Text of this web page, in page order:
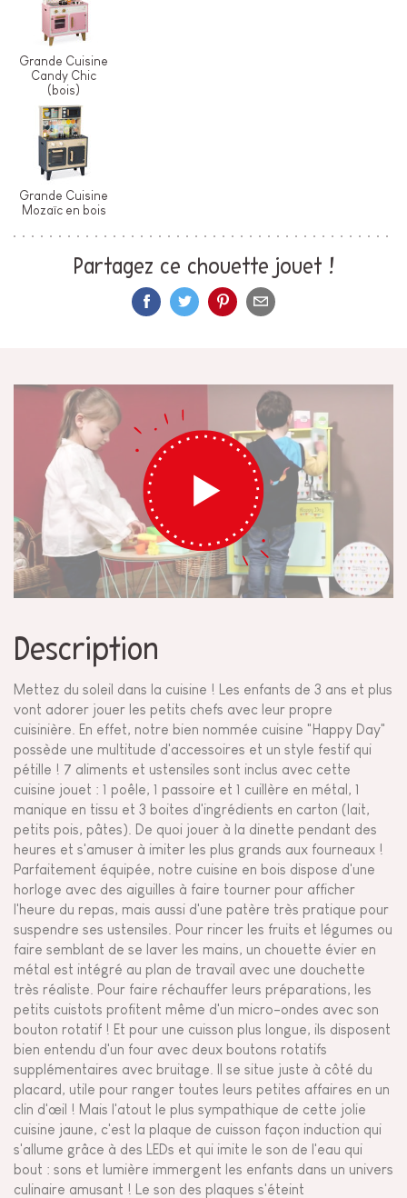
Grande Cuisine
Candy Chic
(bois)
Grande Cuisine
Mozaïc en bois
Partagez ce chouette jouet !
Description
Mettez du soleil dans la cuisine ! Les enfants de 3 ans et plus
vont adorer jouer les petits chefs avec leur propre
cuisinière. En effet, notre bien nommée cuisine "Happy Day"
possède une multitude d'accessoires et un style festif qui
pétille ! 7 aliments et ustensiles sont inclus avec cette
cuisine jouet : 1 poêle, 1 passoire et 1 cuillère en métal, 1
manique en tissu et 3 boites d'ingrédients en carton (lait,
petits pois, pâtes). De quoi jouer à la dinette pendant des
heures et s'amuser à imiter les plus grands aux fourneaux !
Parfaitement équipée, notre cuisine en bois dispose d'une
horloge avec des aiguilles à faire tourner pour afficher
l'heure du repas, mais aussi d'une patère très pratique pour
suspendre ses ustensiles. Pour rincer les fruits et légumes ou
faire semblant de se laver les mains, un chouette évier en
métal est intégré au plan de travail avec une douchette
très réaliste. Pour faire réchauffer leurs préparations, les
petits cuistots profitent même d'un micro-ondes avec son
bouton rotatif ! Et pour une cuisson plus longue, ils disposent
bien entendu d'un four avec deux boutons rotatifs
supplémentaires avec bruitage. Il se situe juste à côté du
placard, utile pour ranger toutes leurs petites affaires en un
clin d'œil ! Mais l'atout le plus sympathique de cette jolie
cuisine jaune, c'est la plaque de cuisson façon induction qui
s'allume grâce à des LEDs et qui imite le son de l'eau qui
bout : sons et lumière immergent les enfants dans un univers
culinaire amusant ! Le son des plaques s'éteint